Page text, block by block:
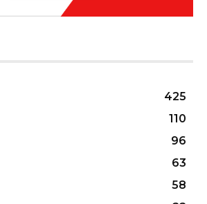
425
110
96
63
58